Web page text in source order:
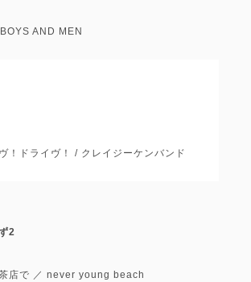
AND MEN
！ドライヴ！ / クレイジーケンバンド
2
店で ／ never young beach